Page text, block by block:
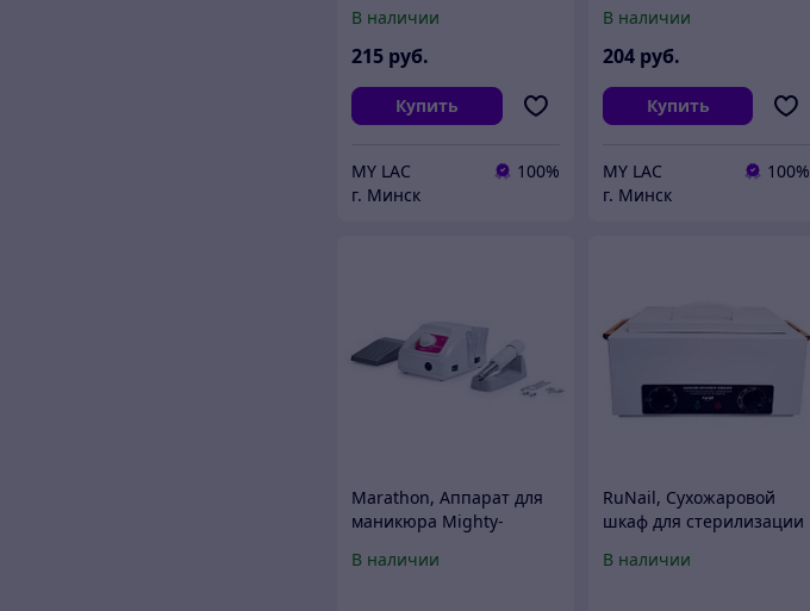
210/105L С ПЕДАЛЬЮ,
35000 об/мин (Китай)
В наличии
215 руб.
Купить
MY LAC
100%
г. Минск
об/мин, 35 Вт
ОРИГИНАЛ!
В наличии
204 руб.
Купить
MY LAC
100%
г. Минск
Marathon, Аппарат для
маникюра Mighty-
ОРИГИНАЛ
В наличии
RuNail, Сухожаровой
шкаф для стерилизации
маникюрных и
В наличии